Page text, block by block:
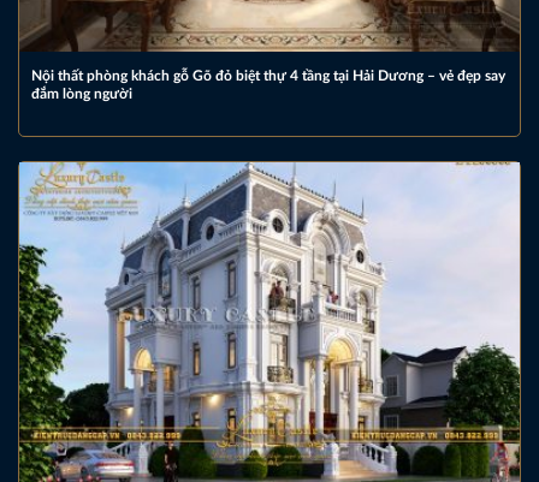
Nội thất phòng khách gỗ Gõ đỏ biệt thự 4 tầng tại Hải Dương – vẻ đẹp say
đắm lòng người